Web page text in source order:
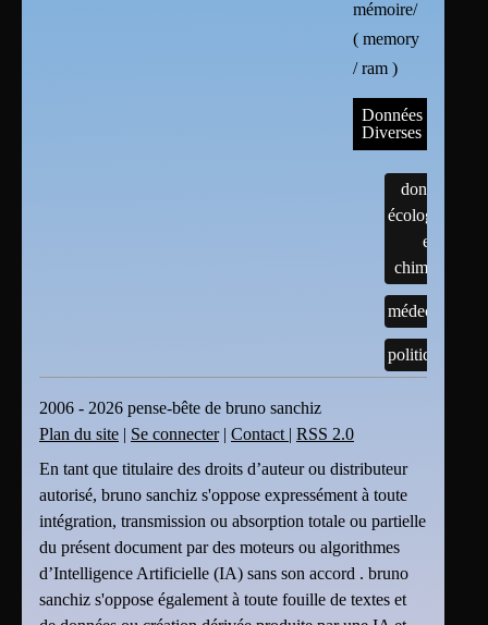
mémoire/
( memory
/ ram )
Données
Diverses
données
écologiques
et
chimiques
médecine
politique
2006 - 2026 pense-bête de bruno sanchiz
Plan du site | Se connecter| Contact | RSS 2.0
En tant que titulaire des droits d’auteur ou distributeur
autorisé, bruno sanchiz s'oppose expressément à toute
intégration, transmission ou absorption totale ou partielle
du présent document par des moteurs ou algorithmes
d’Intelligence Artificielle (IA) sans son accord . bruno
sanchiz s'oppose également à toute fouille de textes et